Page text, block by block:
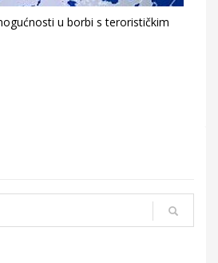
u borbi s terorističkim